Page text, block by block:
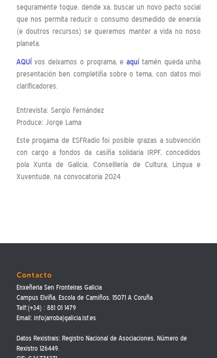
seguramente toque, dende xa, buscar un novo pacto social
que nos permita reducir o consumo desmedido de enerxía
(e doutros recursos) se queremos manter a vida no noso
planeta.
AQUÍ vos deixamos o programa, eaquítamén queda unha
presentación ben completiña sobre o tema, con datos moi
clarificadores.
Entrevista: Sergio Fernández
Produce: Jorge Lama
Este progama de ESFRadio foi posible grazas a subvención
con cargo a fondos da casiña solidaria IRPF, concedidos
pola Xunta de Galicia, Conselllería de Cultura, Lingua e
Xuventude, na convocatoria 2024
Contacto
Enxeñeria Sen Fronteiras Galicia
Campus Elviña. Escola de Camiños. 15071 A Coruña
Telf:(+34) : 881 01 1479
Email: info(arroba)galicia.isf.es
Datos Rexistrais: Registro Nacional de Asociaciones, Número de
Rexistro 126449.